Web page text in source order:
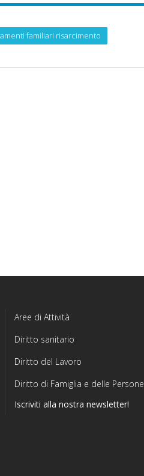
familiari risarcimento
Aree di Attività
Diritto sanitario
Diritto del Lavoro
Diritto di Famiglia e delle Persone
Iscriviti alla nostra newsletter!